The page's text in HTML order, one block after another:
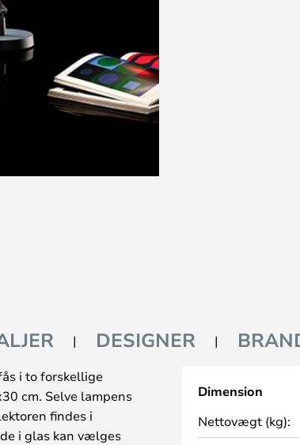
DESIGNER
i to forskellige
cm. Selve lampens
findes i
i glas kan vælges
Dimension
Nettovægt (kg):